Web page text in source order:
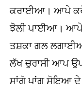
ਕਰਾਈਆ। ਆਪੇ
ਝੋਲੀ ਪਾਈਆ। ਆਪੇ
ਤਸ਼ਕਾ ਗਲ
ਲੱਖ ਚੁਰਾਸੀ ਆਪ
ਸਾਂਗੋ ਪਾਂਗ ਸੋਇਆ